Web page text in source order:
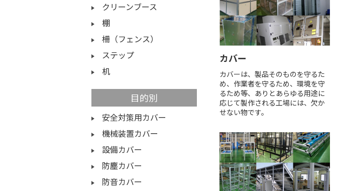
クリーンブース
棚
柵（フェンス）
ステップ
机
目的別
安全対策用カバー
機械装置カバー
設備カバー
防塵カバー
防音カバー
カバー
カバーは、製品そのものを守るた
め、作業者を守るため、環境を守
るため等、ありとあらゆる用途に
応じて製作される工場には、欠か
せない物です。